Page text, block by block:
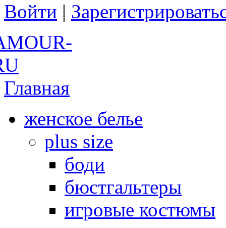
Войти |
Главная
женское белье
plus size
боди
бюстгальтеры
игровые костюмы